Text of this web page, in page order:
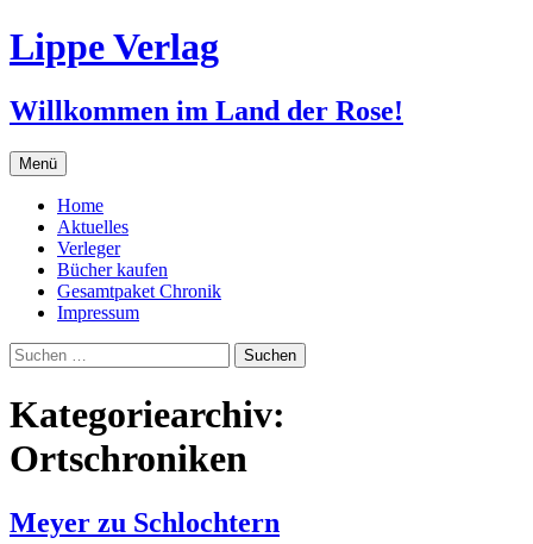
Zum
Inhalt
Lippe Verlag
Willkommen im Land der Rose!
Menü
Home
Aktuelles
Verleger
Bücher kaufen
Gesamtpaket Chronik
Impressum
Suchen
nach:
Kategoriearchiv:
Ortschroniken
Meyer zu Schlochtern